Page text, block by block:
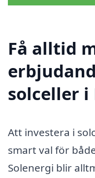
Få alltid
solceller
Att investera i
smart val för
Solenergi blir